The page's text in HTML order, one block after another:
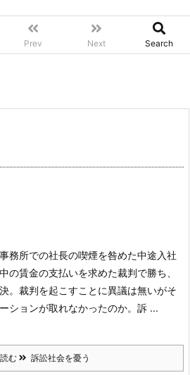
Prev Next Search
務所での社長の喫煙を咎めた中途入社
の賃金の支払いを求めた裁判で勝ち、
。裁判を起こすことに異議は無いがそ
ションが取れなかったのか。訴 ...
む 訴訟社会を憂う